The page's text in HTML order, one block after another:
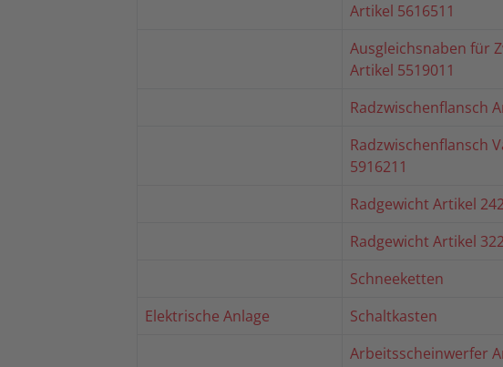
Artikel 5616511
Ausgleichsnaben für
Artikel 5519011
Radzwischenflansch
Radzwischenflansch
5916211
Radgewicht Artikel
Radgewicht Artikel
Schneeketten
Elektrische Anlage
Schaltkasten
Arbeitsscheinwerfer